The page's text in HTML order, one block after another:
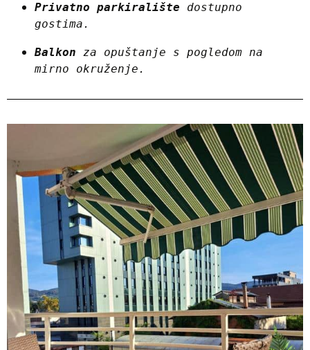
Privatno parkiralište dostupno
gostima.
Balkon za opuštanje s pogledom na
mirno okruženje.